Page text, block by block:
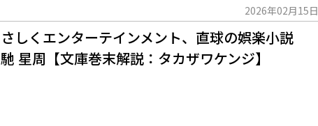
2026年02月15日
さしくエンターテインメント、直球の娯楽小説――
馳 星周【文庫巻末解説：タカザワケンジ】